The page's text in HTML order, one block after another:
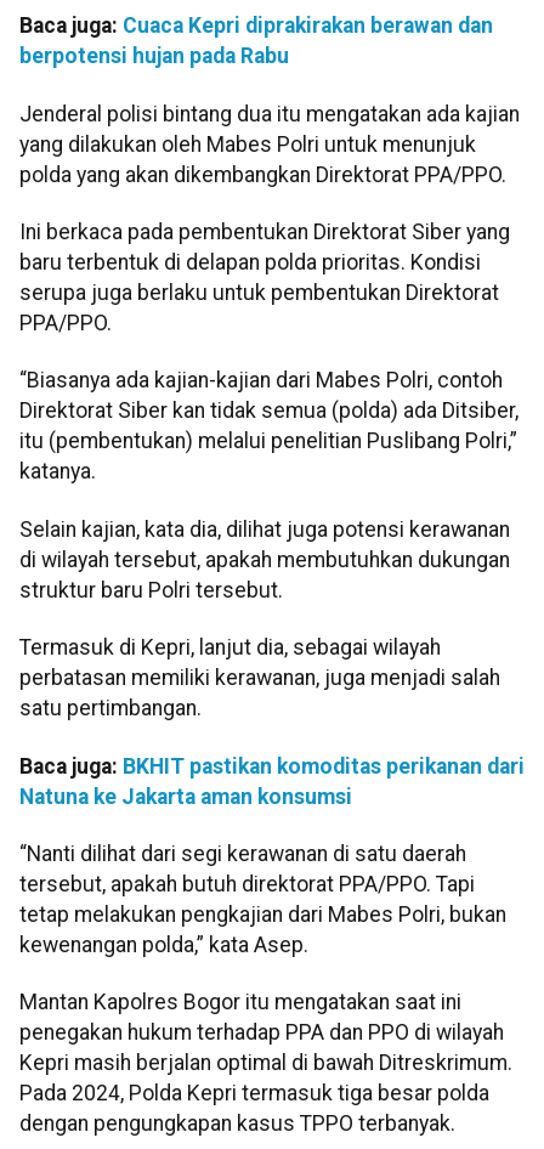
Baca juga: Cuaca Kepri diprakirakan berawan dan
berpotensi hujan pada Rabu
Jenderal polisi bintang dua itu mengatakan ada kajian
yang dilakukan oleh Mabes Polri untuk menunjuk
polda yang akan dikembangkan Direktorat PPA/PPO.
Ini berkaca pada pembentukan Direktorat Siber yang
baru terbentuk di delapan polda prioritas. Kondisi
serupa juga berlaku untuk pembentukan Direktorat
PPA/PPO.
“Biasanya ada kajian-kajian dari Mabes Polri, contoh
Direktorat Siber kan tidak semua (polda) ada Ditsiber,
itu (pembentukan) melalui penelitian Puslibang Polri,”
katanya.
Selain kajian, kata dia, dilihat juga potensi kerawanan
di wilayah tersebut, apakah membutuhkan dukungan
struktur baru Polri tersebut.
Termasuk di Kepri, lanjut dia, sebagai wilayah
perbatasan memiliki kerawanan, juga menjadi salah
satu pertimbangan.
Baca juga: BKHIT pastikan komoditas perikanan dari
Natuna ke Jakarta aman konsumsi
“Nanti dilihat dari segi kerawanan di satu daerah
tersebut, apakah butuh direktorat PPA/PPO. Tapi
tetap melakukan pengkajian dari Mabes Polri, bukan
kewenangan polda,” kata Asep.
Mantan Kapolres Bogor itu mengatakan saat ini
penegakan hukum terhadap PPA dan PPO di wilayah
Kepri masih berjalan optimal di bawah Ditreskrimum.
Pada 2024, Polda Kepri termasuk tiga besar polda
dengan pengungkapan kasus TPPO terbanyak.